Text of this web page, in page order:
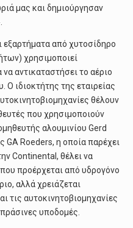
μας και δημιούργησαν
εξαρτήματα από χυτοσίδηρο
χρησιμοποιεί
αντικαταστήσει το αέριο
Ο ιδιοκτήτης της εταιρείας
θέλουν
που χρησιμοποιούν
αλουμινίου Gerd
GA Roeders, η οποία παρέχει
Continental, θέλει να
προέρχεται από υδρογόνο
αλλά χρειάζεται
τις αυτοκινητοβιομηχανίες
υποδομές.